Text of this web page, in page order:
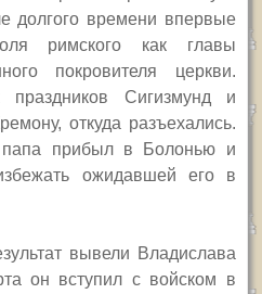
долгого времени впервые
римского как главы
покровителя церкви.
праздников Сигизмунд и
откуда разъехались.
прибыл в Болонью и
ожидавшей его в
вывели Владислава
он вступил с войском в